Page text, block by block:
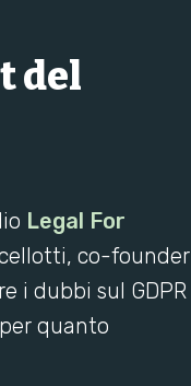
del
Legal For
co-founder
i dubbi sul GDPR
quanto